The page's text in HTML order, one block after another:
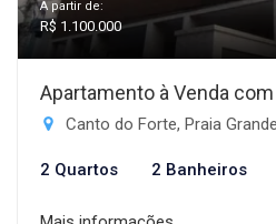
A partir de:
R$ 1.100.000
Apartamento à Venda
Canto do Forte, Praia
2 Quartos 2 Banheiros